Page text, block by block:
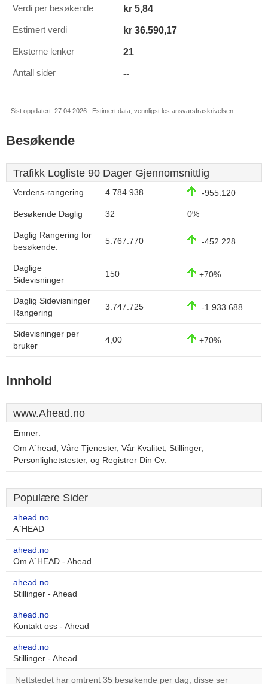
Verdi per besøkende kr 5,84
Estimert verdi kr 36.590,17
Eksterne lenker 21
Antall sider --
Sist oppdatert: 27.04.2026 . Estimert data, vennligst les ansvarsfraskrivelsen.
Besøkende
Trafikk Logliste 90 Dager Gjennomsnittlig
Verdens-rangering 4.784.938 -955.120
Besøkende Daglig 32 0%
Daglig Rangering for
besøkende.
5.767.770 -452.228
Daglige
Sidevisninger
150 +70%
Daglig Sidevisninger
Rangering
3.747.725 -1.933.688
Sidevisninger per
bruker
4,00 +70%
Innhold
www.Ahead.no
Emner:
Om A`head, Våre Tjenester, Vår Kvalitet, Stillinger,
Personlighetstester, og Registrer Din Cv.
Populære Sider
ahead.no
A`HEAD
ahead.no
Om A`HEAD - Ahead
ahead.no
Stillinger - Ahead
ahead.no
Kontakt oss - Ahead
ahead.no
Stillinger - Ahead
Nettstedet har omtrent 35 besøkende per dag, disse ser